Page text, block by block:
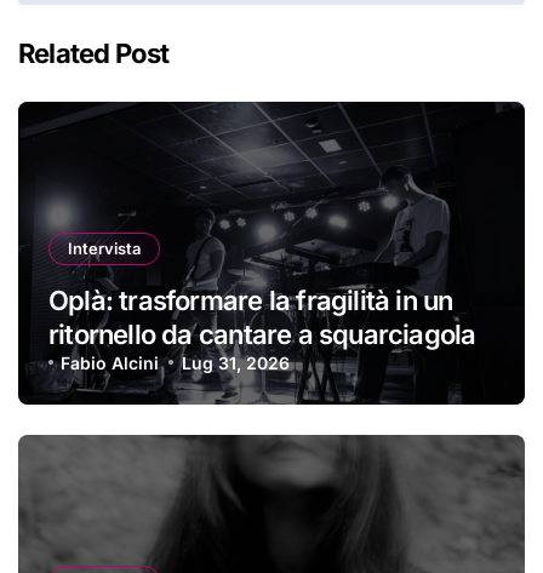
Related Post
Intervista
Oplà: trasformare la fragilità in un
ritornello da cantare a squarciagola
Fabio Alcini Lug 31, 2026